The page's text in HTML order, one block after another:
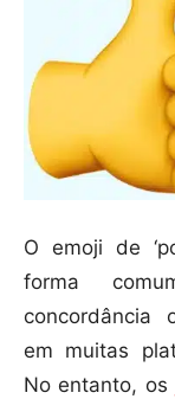
O emoji de
forma
concordância
em muitas
No entanto, os